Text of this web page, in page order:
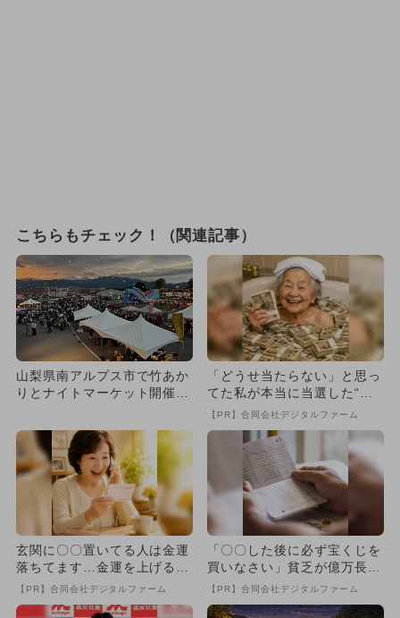
こちらもチェック！（関連記事）
山梨県南アルプス市で竹あか
りとナイトマーケット開催
「どうせ当たらない」と思っ
てた私が本当に当選した“買
い方”がこれ
【PR】合同会社デジタルファーム
玄関に〇〇置いてる人は金運
落ちてます…金運を上げる方
法とは
【PR】合同会社デジタルファーム
「〇〇した後に必ず宝くじを
買いなさい」貧乏が億万長者
に
【PR】合同会社デジタルファーム